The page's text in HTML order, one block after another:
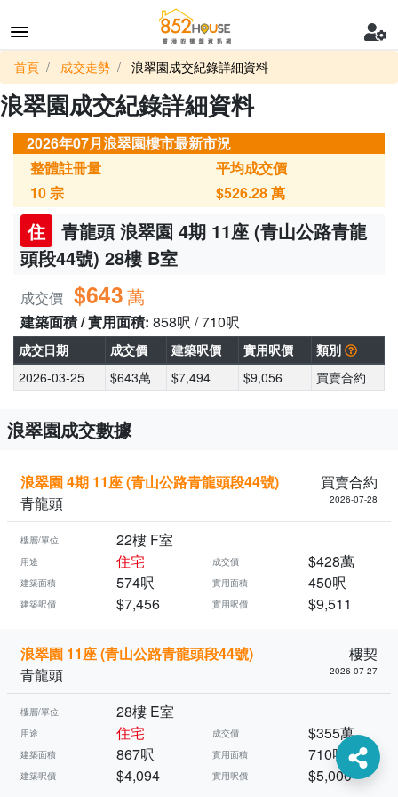
首頁 成交走勢 浪翠園成交紀錄詳細資料
浪翠園成交紀錄詳細資料
2026年07月浪翠園樓市最新市況
整體註冊量
10宗
平均成交價
$526.28萬
住
青龍頭 浪翠園 4期 11座 (青山公路青龍
頭段44號) 28樓 B室
成交價 $643萬
建築面積 / 實用面積: 858呎 / 710呎
成交日期 成交價 建築呎價 實用呎價
類別
2026-03-25
$643萬 $7,494 $9,056 買賣合約
浪翠園成交數據
浪翠園 4期 11座 (青山公路青龍頭段44號)
買賣合約
青龍頭
2026-07-28
樓層/單位 22樓 F室
用途 住宅 成交價 $428萬
建築面積 574呎 實用面積 450呎
建築呎價 $7,456 實用呎價 $9,511
浪翠園 11座 (青山公路青龍頭段44號)
樓契
青龍頭
2026-07-27
樓層/單位 28樓 E室
用途 住宅 成交價 $355萬
建築面積 867呎 實用面積 710呎
建築呎價 $4,094 實用呎價 $5,000